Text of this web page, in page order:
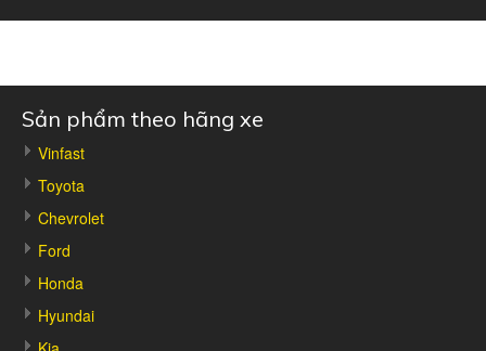
Sản phẩm theo hãng xe
Vinfast
Toyota
Chevrolet
Ford
Honda
Hyundai